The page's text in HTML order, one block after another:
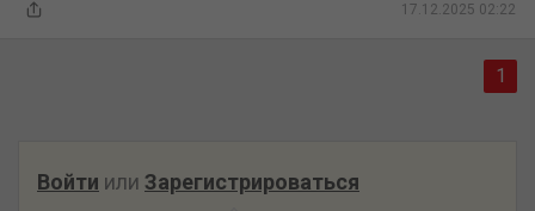
17.12.2025 02:22
1
Войти или Зарегистрироваться